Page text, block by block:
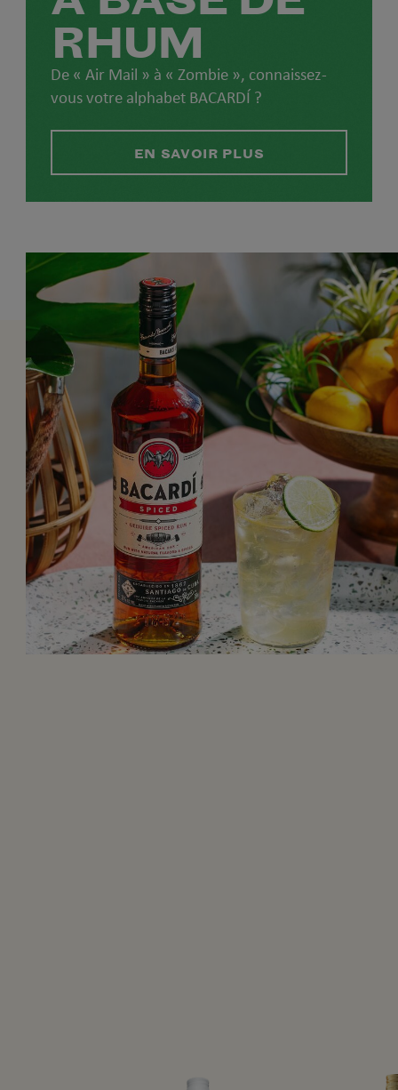
RHUM
De « Air Mail » à « Zombie », connaissez-
vous votre alphabet BACARDÍ ?
EN SAVOIR PLUS